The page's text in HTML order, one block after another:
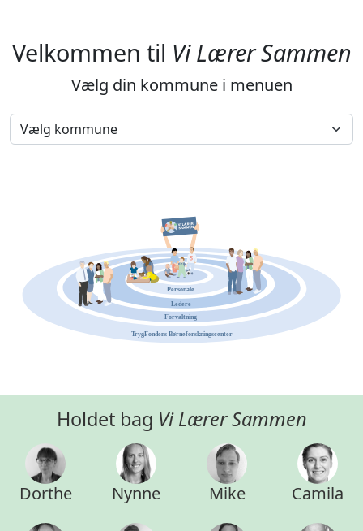
Velkommen til Vi Lærer Sammen
Vælg din kommune i menuen
Holdet bag Vi Lærer Sammen
Dorthe Nynne Mike Camila